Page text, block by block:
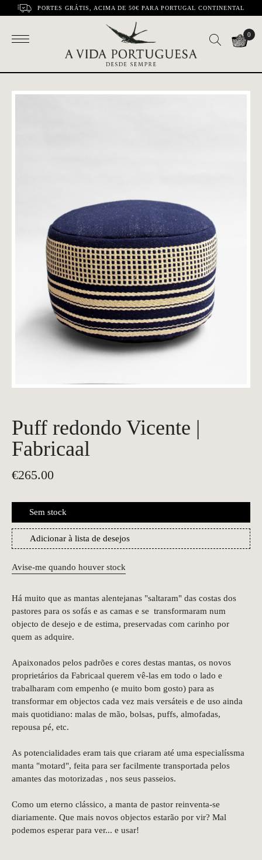
PORTES GRÁTIS, ACIMA DE 50€ PARA PORTUGAL CONTINENTAL
0
Puff redondo Vicente |
Fabricaal
€265.00
Sem stock
Adicionar à lista de desejos
Avise-me quando houver stock
Há muito que as mantas alentejanas "saltaram" das costas dos
pastores para os sofás e as camas e se transformaram num
objecto de desejo e de estima, preservadas com carinho por
quem as adquire.
Apaixonados pelos padrões e cores destas mantas, os novos
proprietários da Fabricaal querem vê-las em todo o lado e
trabalharam com empenho (e muito bom gosto) para as
transformar em objectos cada vez mais versáteis e de uso ainda
mais quotidiano: malas de mão, bolsas, puffs, almofadas,
repousa pé, etc.
As potencialidades eram tais que criaram até uma especialíssma
manta "motard", feita para ser facilmente transportada pelos
amantes das motorizadas , nos seus passeios.
Como um eterno clássico, a manta de pastor reinventa-se
diariamente. Que mais novos objectos estarão por vir? Mal
podemos esperar para ver... e usar!